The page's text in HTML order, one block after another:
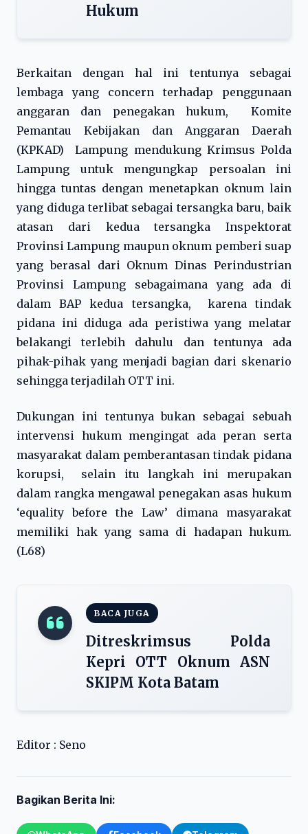
Hukum
Berkaitan dengan hal ini tentunya sebagai
lembaga yang concern terhadap penggunaan
anggaran dan penegakan hukum, Komite
Pemantau Kebijakan dan Anggaran Daerah
(KPKAD) Lampung mendukung Krimsus Polda
Lampung untuk mengungkap persoalan ini
hingga tuntas dengan menetapkan oknum lain
yang diduga terlibat sebagai tersangka baru, baik
atasan dari kedua tersangka Inspektorat
Provinsi Lampung maupun oknum pemberi suap
yang berasal dari Oknum Dinas Perindustrian
Provinsi Lampung sebagaimana yang ada di
dalam BAP kedua tersangka, karena tindak
pidana ini diduga ada peristiwa yang melatar
belakangi terlebih dahulu dan tentunya ada
pihak-pihak yang menjadi bagian dari skenario
sehingga terjadilah OTT ini.
Dukungan ini tentunya bukan sebagai sebuah
intervensi hukum mengingat ada peran serta
masyarakat dalam pemberantasan tindak pidana
korupsi, selain itu langkah ini merupakan
dalam rangka mengawal penegakan asas hukum
‘equality before the Law’ dimana masyarakat
memiliki hak yang sama di hadapan hukum.
(L68)
BACA JUGA
Ditreskrimsus Polda
Kepri OTT Oknum ASN
SKIPM Kota Batam
Editor : Seno
Bagikan Berita Ini: